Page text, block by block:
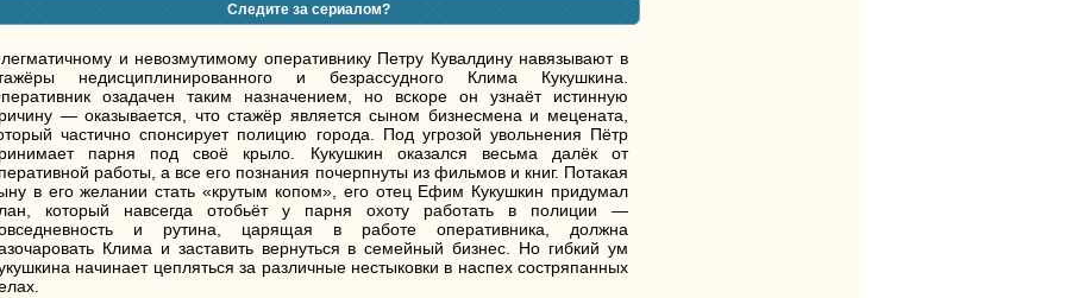
Следите за сериалом?
и невозмутимому оперативнику Петру Кувалдину навязывают в
недисциплинированного и безрассудного Клима Кукушкина.
озадачен таким назначением, но вскоре он узнаёт истинную
— оказывается, что стажёр является сыном бизнесмена и мецената,
частично спонсирует полицию города. Под угрозой увольнения Пётр
парня под своё крыло. Кукушкин оказался весьма далёк от
работы, а все его познания почерпнуты из фильмов и книг. Потакая
в его желании стать «крутым копом», его отец Ефим Кукушкин придумал
который навсегда отобьёт у парня охоту работать в полиции —
и рутина, царящая в работе оперативника, должна
Клима и заставить вернуться в семейный бизнес. Но гибкий ум
начинает цепляться за различные нестыковки в наспех состряпанных